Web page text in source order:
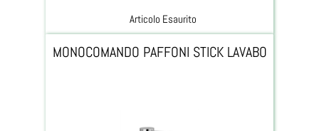
Articolo Esaurito
MONOCOMANDO PAFFONI STICK LAVABO